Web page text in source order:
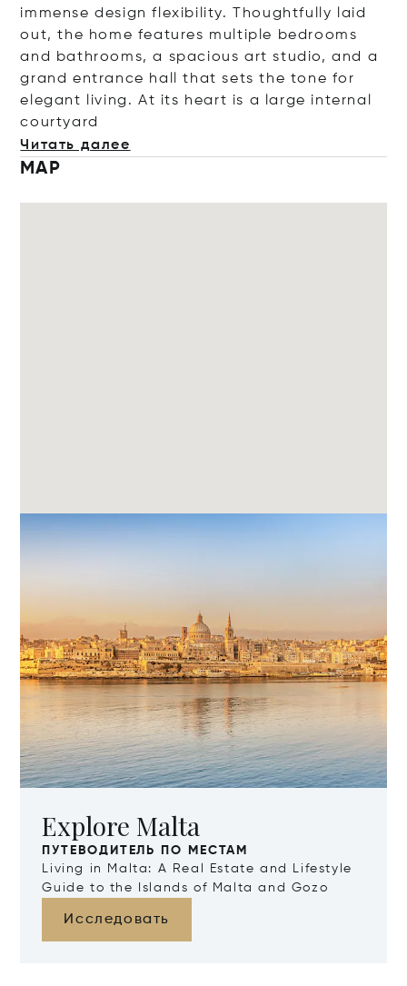
immense design flexibility. Thoughtfully laid
out, the home features multiple bedrooms
and bathrooms, a spacious art studio, and a
grand entrance hall that sets the tone for
elegant living. At its heart is a large internal
courtyard
Читать далее
MAP
Explore Malta
ПУТЕВОДИТЕЛЬ ПО МЕСТАМ
Living in Malta: A Real Estate and Lifestyle
Guide to the Islands of Malta and Gozo
Исследовать